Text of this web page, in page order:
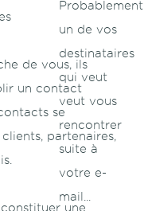
de vous, ils
un contact
se
partenaires,
une